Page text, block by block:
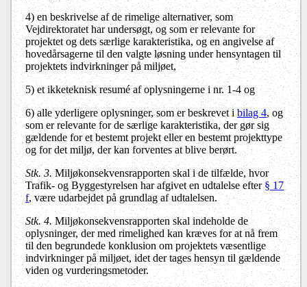
4) en beskrivelse af de rimelige alternativer, som
Vejdirektoratet har undersøgt, og som er relevante for
projektet og dets særlige karakteristika, og en angivelse af
hovedårsagerne til den valgte løsning under hensyntagen til
projektets indvirkninger på miljøet,
5) et ikketeknisk resumé af oplysningerne i nr. 1-4 og
6) alle yderligere oplysninger, som er beskrevet ibilag 4, og
som er relevante for de særlige karakteristika, der gør sig
gældende for et bestemt projekt eller en bestemt projekttype
og for det miljø, der kan forventes at blive berørt.
Stk. 3.Miljøkonsekvensrapporten skal i de tilfælde, hvor
Trafik- og Byggestyrelsen har afgivet en udtalelse efter§ 17
f, være udarbejdet på grundlag af udtalelsen.
Stk. 4. Miljøkonsekvensrapporten skal indeholde de
oplysninger, der med rimelighed kan kræves for at nå frem
til den begrundede konklusion om projektets væsentlige
indvirkninger på miljøet, idet der tages hensyn til gældende
viden og vurderingsmetoder.